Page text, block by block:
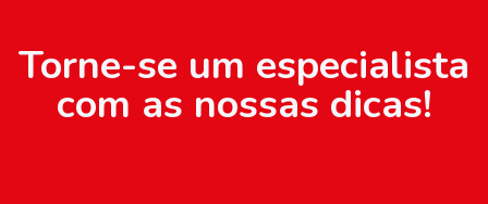
Torne-se um especialista
com as nossas dicas!